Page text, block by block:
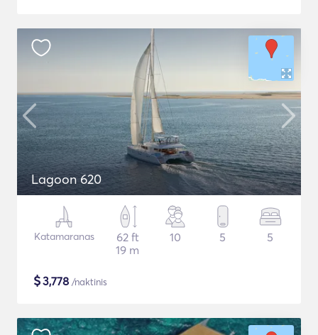
Lagoon 620
Katamaranas
62 ft
19 m
10 5 5
$3,778 /naktinis